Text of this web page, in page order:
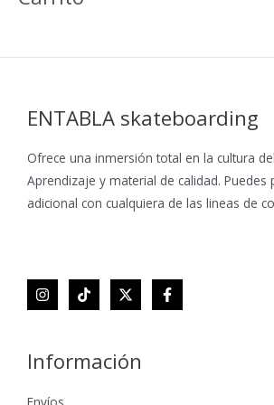
t
ENTABLA skateboarding
Ofrece una inmersión total en la cultura
Aprendizaje y material de calidad. Puedes
adicional con cualquiera de las lineas de
Información
Envíos